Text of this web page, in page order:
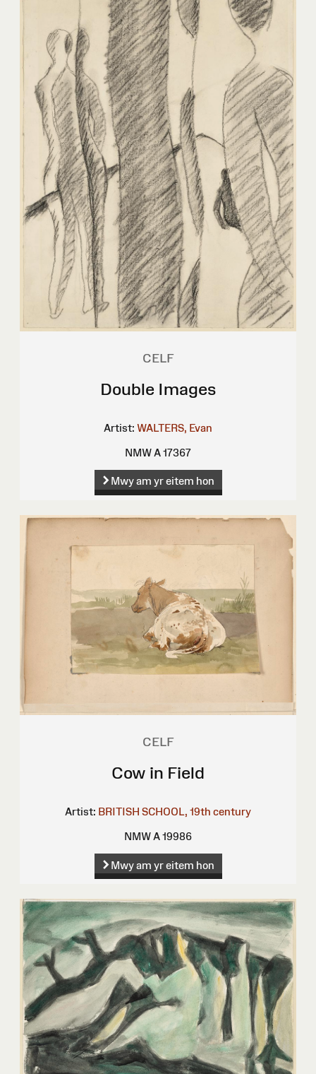
CELF
Double Images
Artist: WALTERS, Evan
NMW A 17367
Mwy am yr eitem hon
CELF
Cow in Field
Artist: BRITISH SCHOOL, 19th century
NMW A 19986
Mwy am yr eitem hon